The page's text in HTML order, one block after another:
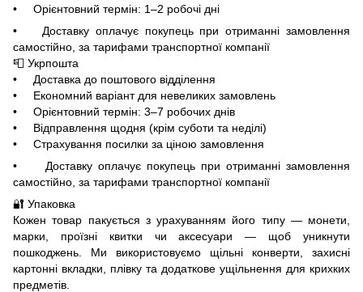
• Орієнтовний термін: 1–2 робочі дні
• Доставку оплачує покупець при отриманні замовлення
самостійно, за тарифами транспортної компанії
📮 Укрпошта
• Доставка до поштового відділення
• Економний варіант для невеликих замовлень
• Орієнтовний термін: 3–7 робочих днів
• Відправлення щодня (крім суботи та неділі)
• Страхування посилки за ціною замовлення
• Доставку оплачує покупець при отриманні замовлення
самостійно, за тарифами транспортної компанії
🔐 Упаковка
Кожен товар пакується з урахуванням його типу — монети,
марки, проїзні квитки чи аксесуари — щоб уникнути
пошкоджень. Ми використовуємо щільні конверти, захисні
картонні вкладки, плівку та додаткове ущільнення для крихких
предметів.